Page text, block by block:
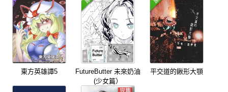
東方英雄譚5
FutureButter 未來奶油
(少女篇）
平交道的鍬形大顎